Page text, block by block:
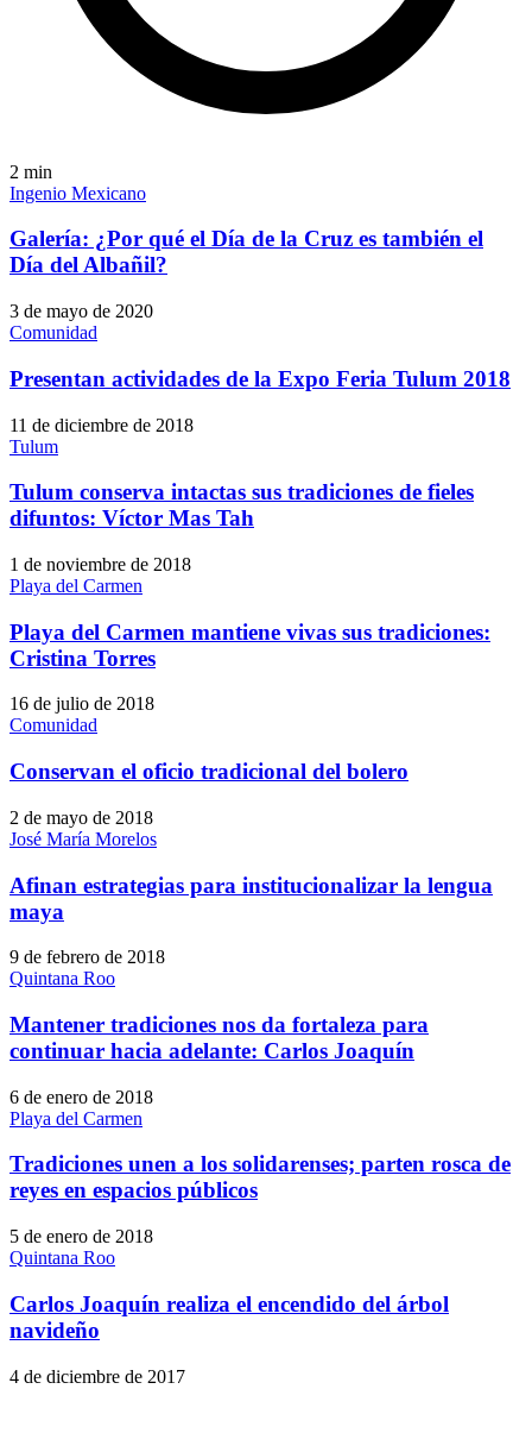
2 min
Ingenio Mexicano
Galería: ¿Por qué el Día de la Cruz es también el
Día del Albañil?
3 de mayo de 2020
Comunidad
Presentan actividades de la Expo Feria Tulum 2018
11 de diciembre de 2018
Tulum
Tulum conserva intactas sus tradiciones de fieles
difuntos: Víctor Mas Tah
1 de noviembre de 2018
Playa del Carmen
Playa del Carmen mantiene vivas sus tradiciones:
Cristina Torres
16 de julio de 2018
Comunidad
Conservan el oficio tradicional del bolero
2 de mayo de 2018
José María Morelos
Afinan estrategias para institucionalizar la lengua
maya
9 de febrero de 2018
Quintana Roo
Mantener tradiciones nos da fortaleza para
continuar hacia adelante: Carlos Joaquín
6 de enero de 2018
Playa del Carmen
Tradiciones unen a los solidarenses; parten rosca de
reyes en espacios públicos
5 de enero de 2018
Quintana Roo
Carlos Joaquín realiza el encendido del árbol
navideño
4 de diciembre de 2017